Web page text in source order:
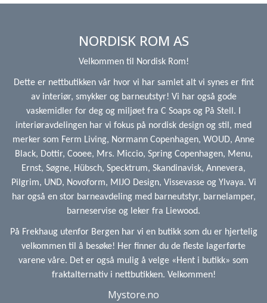
NORDISK ROM AS
Velkommen til Nordisk Rom!
Dette er nettbutikken vår hvor vi har samlet alt vi synes er fint
av interiør, smykker og barneutstyr! Vi har også gode
vaskemidler for deg og miljøet fra C Soaps og På Stell. I
interiøravdelingen har vi fokus på nordisk design og stil, med
merker som Ferm Living, Normann Copenhagen, WOUD, Anne
Black, Dottir, Cooee, Mrs. Miccio, Spring Copenhagen, Menu,
Ernst, Søgne, Hübsch, Specktrum, Skandinavisk, Annevera,
Pilgrim, UND, Novoform, MIJO Design, Vissevasse og Ylvaya. Vi
har også en stor barneavdeling med barneutstyr, barnelamper,
barneservise og leker fra Liewood.
På Frekhaug utenfor Bergen har vi en butikk som du er hjertelig
velkommen til å besøke! Her finner du de fleste lagerførte
varene våre. Det er også mulig å velge «Hent i butikk» som
fraktalternativ i nettbutikken. Velkommen!
Mystore.no